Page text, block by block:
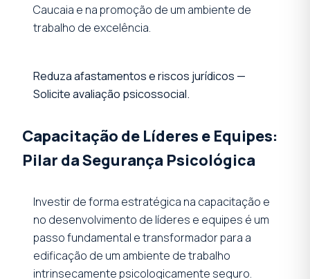
Caucaia e na promoção de um ambiente de
trabalho de excelência.
Reduza afastamentos e riscos jurídicos —
Solicite avaliação psicossocial.
Capacitação de Líderes e Equipes:
Pilar da Segurança Psicológica
Investir de forma estratégica na capacitação e
no desenvolvimento de líderes e equipes é um
passo fundamental e transformador para a
edificação de um ambiente de trabalho
intrinsecamente psicologicamente seguro.